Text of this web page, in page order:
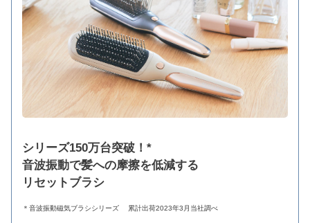
シリーズ150万台突破！*
音波振動で髪への摩擦を低減する
リセットブラシ
＊音波振動磁気ブラシシリーズ 累計出荷2023年3月当社調べ